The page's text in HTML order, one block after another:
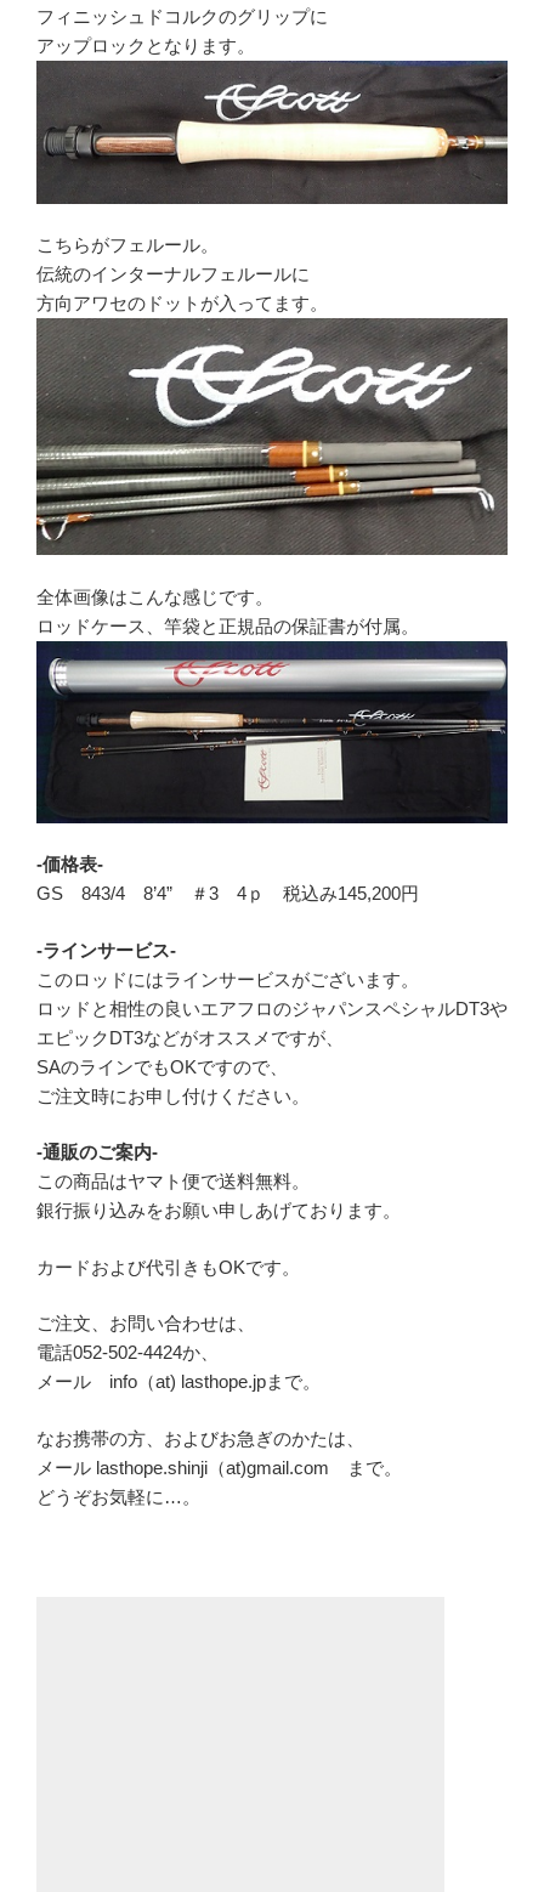
フィニッシュドコルクのグリップに
アップロックとなります。
こちらがフェルール。
伝統のインターナルフェルールに
方向アワセのドットが入ってます。
全体画像はこんな感じです。
ロッドケース、竿袋と正規品の保証書が付属。
-価格表-
GS 843/4 8’4” ＃3 4ｐ 税込み145,200円
-ラインサービス-
このロッドにはラインサービスがございます。
ロッドと相性の良いエアフロのジャパンスペシャルDT3や
エピックDT3などがオススメですが、
SAのラインでもOKですので、
ご注文時にお申し付けください。
-通販のご案内-
この商品はヤマト便で送料無料。
銀行振り込みをお願い申しあげております。
カードおよび代引きもOKです。
ご注文、お問い合わせは、
電話052-502-4424か、
メール info（at) lasthope.jpまで。
なお携帯の方、およびお急ぎのかたは、
メール lasthope.shinji（at)gmail.com まで。
どうぞお気軽に…。